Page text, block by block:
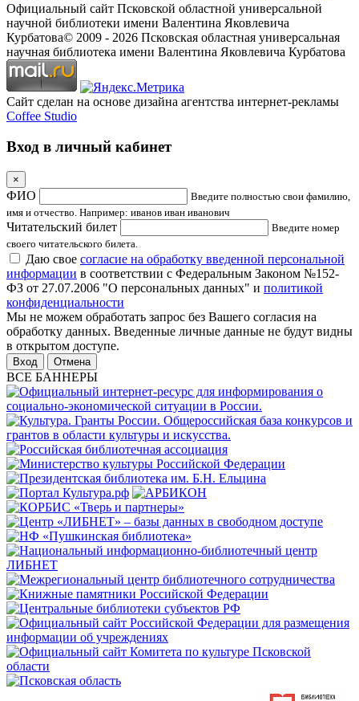
Официальный сайт Псковской областной универсальной
научной библиотеки имени Валентина Яковлевича
Курбатова© 2009 - 2026 Псковская областная универсальная
научная библиотека имени Валентина Яковлевича Курбатова
Сайт сделан на основе дизайна агентства интернет-рекламы
Coffee Studio
Вход в личный кабинет
×
ФИО
Введите полностью свои фамилию,
имя и отчество. Например: иванов иван иванович
Читательский билет
Введите номер
своего читательского билета.
Даю свое согласие на обработку введенной персональной
информации в соответствии с Федеральным Законом №152-
ФЗ от 27.07.2006 "О персональных данных" и политикой
конфиденциальности
Мы не можем обработать запрос без Вашего согласия на
обработку данных. Введенные личные данные не будут видны
в открытом доступе.
Отмена
ВСЕ БАННЕРЫ